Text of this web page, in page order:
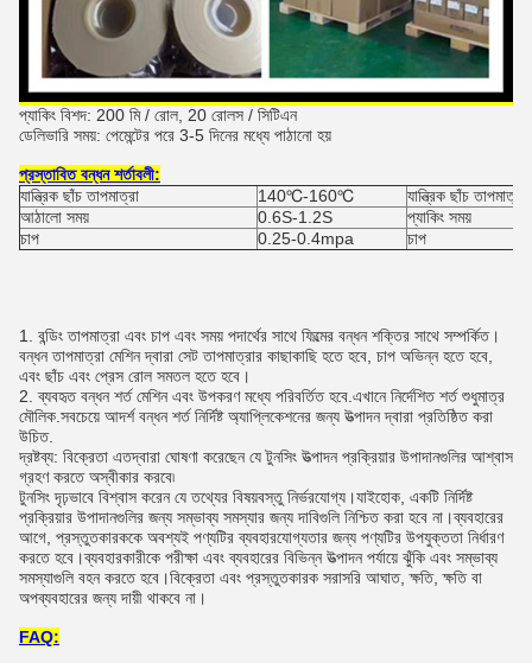
প্যাকিং বিশদ: 200 মি / রোল, 20 রোলস / সিটিএন
ডেলিভারি সময়: পেমেন্টের পরে 3-5 দিনের মধ্যে পাঠানো হয়
প্রস্তাবিত বন্ধন শর্তাবলী:
যান্ত্রিক ছাঁচ তাপমাত্রা
140℃-160℃
যান্ত্রিক ছাঁচ তাপমাত্রা
আঠালো সময়
0.6S-1.2S
প্যাকিং সময়
চাপ
0.25-0.4mpa চাপ
1. বন্ডিং তাপমাত্রা এবং চাপ এবং সময় পদার্থের সাথে ফিল্মের বন্ধন শক্তির সাথে সম্পর্কিত।
বন্ধন তাপমাত্রা মেশিন দ্বারা সেট তাপমাত্রার কাছাকাছি হতে হবে, চাপ অভিন্ন হতে হবে,
এবং ছাঁচ এবং প্রেস রোল সমতল হতে হবে।
2. ব্যবহৃত বন্ধন শর্ত মেশিন এবং উপকরণ মধ্যে পরিবর্তিত হবে.এখানে নির্দেশিত শর্ত শুধুমাত্র
মৌলিক.সবচেয়ে আদর্শ বন্ধন শর্ত নির্দিষ্ট অ্যাপ্লিকেশনের জন্য উত্পাদন দ্বারা প্রতিষ্ঠিত করা
উচিত.
দ্রষ্টব্য: বিক্রেতা এতদ্বারা ঘোষণা করেছেন যে টুনসিং উত্পাদন প্রক্রিয়ার উপাদানগুলির আশ্বাস
গ্রহণ করতে অস্বীকার করবে৷
টুনসিং দৃঢ়ভাবে বিশ্বাস করেন যে তথ্যের বিষয়বস্তু নির্ভরযোগ্য।যাইহোক, একটি নির্দিষ্ট
প্রক্রিয়ার উপাদানগুলির জন্য সম্ভাব্য সমস্যার জন্য দাবিগুলি নিশ্চিত করা হবে না।ব্যবহারের
আগে, প্রস্তুতকারককে অবশ্যই পণ্যটির ব্যবহারযোগ্যতার জন্য পণ্যটির উপযুক্ততা নির্ধারণ
করতে হবে।ব্যবহারকারীকে পরীক্ষা এবং ব্যবহারের বিভিন্ন উত্পাদন পর্যায়ে ঝুঁকি এবং সম্ভাব্য
সমস্যাগুলি বহন করতে হবে।বিক্রেতা এবং প্রস্তুতকারক সরাসরি আঘাত, ক্ষতি, ক্ষতি বা
অপব্যবহারের জন্য দায়ী থাকবে না।
FAQ: